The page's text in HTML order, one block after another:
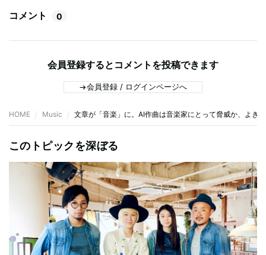
コメント 0
会員登録するとコメントを投稿できます
会員登録 / ログインページへ
HOME Music 文章が「音楽」に。AI作曲は音楽家にとって脅威か、よき
このトピックを深ぼる